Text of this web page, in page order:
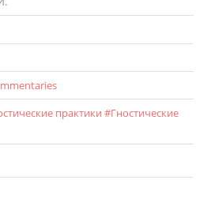
практики #Гностические